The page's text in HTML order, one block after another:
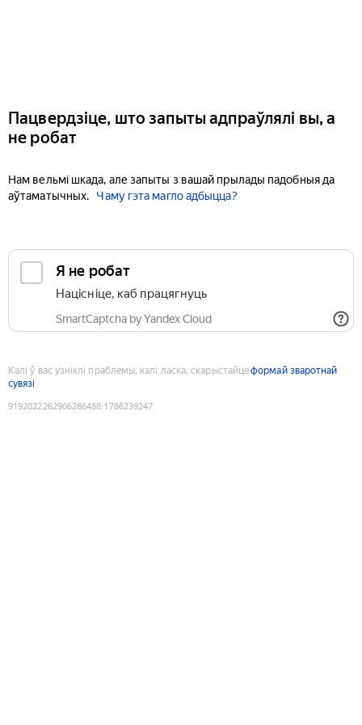
Пацвердзіце, што запыты адпраўлялі вы, а
не робат
Нам вельмі шкада, але запыты з вашай прылады падобныя да
аўтаматычных.
Чаму гэта магло адбыцца?
Я не робат
Націсніце, каб працягнуць
SmartCaptcha by Yandex Cloud
Калі ў вас узніклі праблемы, калі ласка, скарыстайцеформай зваротнай
сувязі
9192022262906286488:1786239247